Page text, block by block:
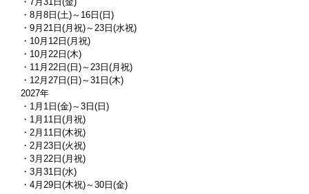
・8月8日(土)～16日(日)
・9月21日(月祝)～23日(水祝)
・10月12日(月祝)
・10月22日(木)
・11月22日(日)～23日(月祝)
・12月27日(日)～31日(木)
2027年
・1月1日(金)～3日(日)
・1月11日(月祝)
・2月11日(木祝)
・2月23日(火祝)
・3月22日(月祝)
・3月31日(水)
・4月29日(木祝)～30日(金)